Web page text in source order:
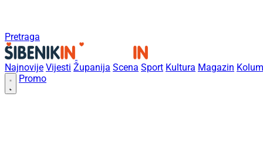
Pretraga
Najnovije Vijesti Županija Scena Sport Kultura Magazin
Promo